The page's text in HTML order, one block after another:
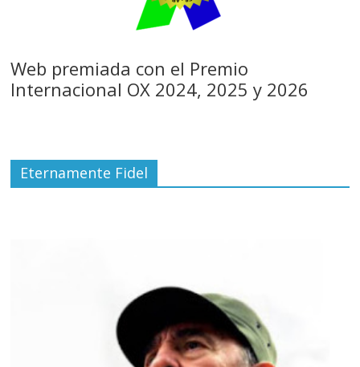
Web premiada con el Premio
Internacional OX 2024, 2025 y 2026
Eternamente Fidel